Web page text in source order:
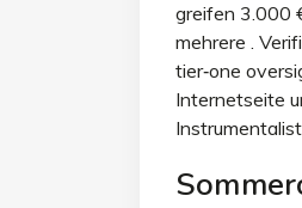
greifen 3.000
mehrere .
tier‑one
Internetseite